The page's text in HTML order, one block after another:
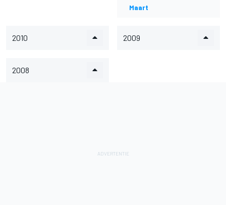
Maart
2010 2009
2008